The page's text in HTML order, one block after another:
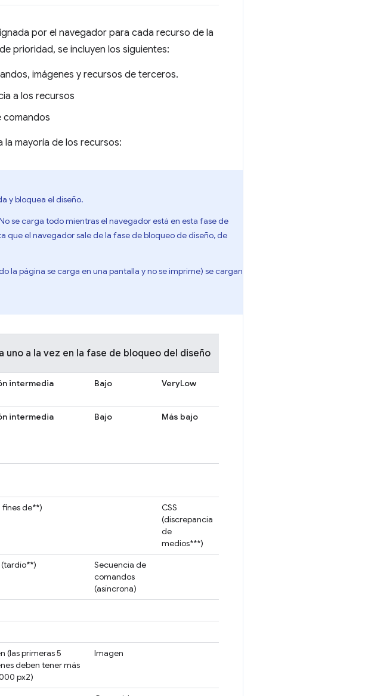
por el navegador para cada recurso de la
prioridad, se incluyen los siguientes:
imágenes y recursos de terceros.
a los recursos
comandos
la mayoría de los recursos:
y bloquea el diseño.
se carga todo mientras el navegador está en esta fase de
que el navegador sale de la fase de bloqueo de diseño, de
la página se carga en una pantalla y no se imprime) se cargan
uno a la vez en la fase de bloqueo del diseño
intermedia Bajo VeryLow
intermedia Bajo Más bajo
fines de**)
CSS
(discrepancia
de
medios***)
Secuencia de
comandos
(asíncrona)
(las primeras 5
deben tener más
px2)
Imagen